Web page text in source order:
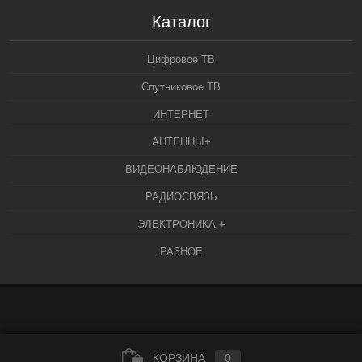
Каталог
Цифровое ТВ
Спутниковое ТВ
ИНТЕРНЕТ
АНТЕННЫ+
ВИДЕОНАБЛЮДЕНИЕ
РАДИОСВЯЗЬ
ЭЛЕКТРОНИКА +
РАЗНОЕ
КОРЗИНА 0